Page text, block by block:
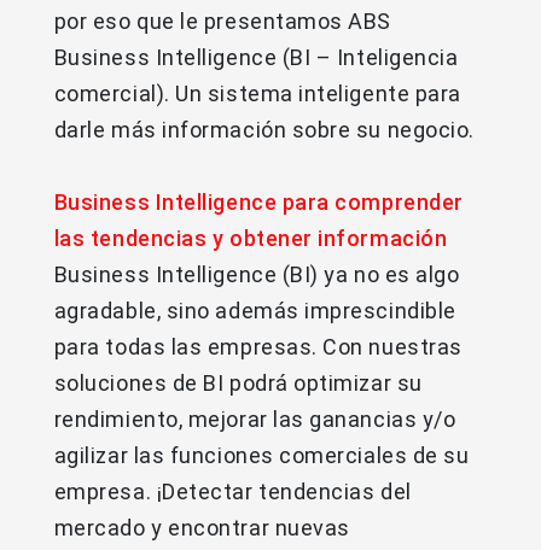
por eso que le presentamos ABS
Business Intelligence (BI – Inteligencia
comercial). Un sistema inteligente para
darle más información sobre su negocio.
Business Intelligence para comprender
las tendencias y obtener información
Business Intelligence (BI) ya no es algo
agradable, sino además imprescindible
para todas las empresas. Con nuestras
soluciones de BI podrá optimizar su
rendimiento, mejorar las ganancias y/o
agilizar las funciones comerciales de su
empresa. ¡Detectar tendencias del
mercado y encontrar nuevas